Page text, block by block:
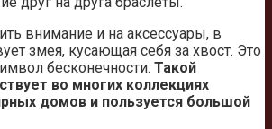
внимание и на аксессуары, в
змея, кусающая себя за хвост. Это
бесконечности. Такой
во многих коллекциях
домов и пользуется большой